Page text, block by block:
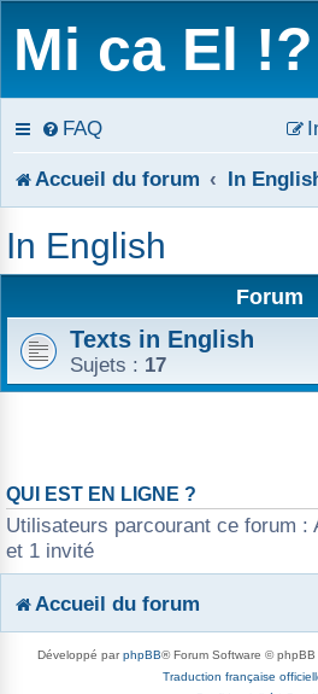
Mi ca El !?
FAQ
Accueil du forum In
In English
Forum
Texts in English
Sujets : 17
QUI EST EN LIGNE ?
Utilisateurs parcourant ce forum :
et 1 invité
Accueil du forum
Développé parphpBB® Forum Software ©
Traduction française